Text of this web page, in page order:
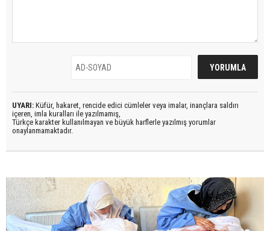
UYARI: Küfür, hakaret, rencide edici cümleler veya imalar, inançlara saldırı
içeren, imla kuralları ile yazılmamış,
Türkçe karakter kullanılmayan ve büyük harflerle yazılmış yorumlar
onaylanmamaktadır.